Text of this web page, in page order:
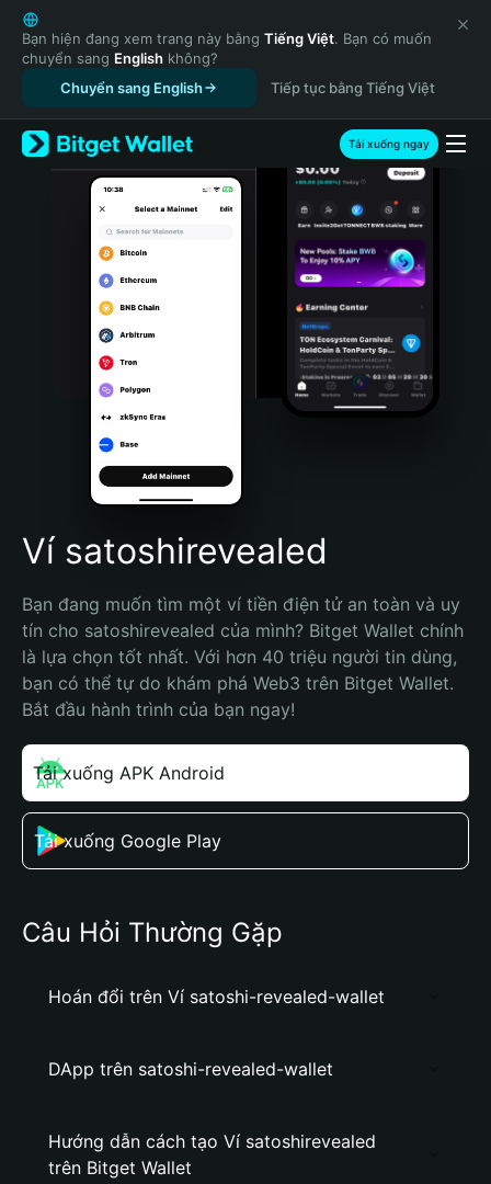
English
日本語
Tiếng Việt
Русский
Español (Latinoamérica)
Türkçe
Italiano
Português (Portugal)
Bahasa Indonesia
Português (Brasil)
Español (Argentina)
Bạn hiện đang xem trang này bằng Tiếng Việt. Bạn có muốn
chuyển sang English không?
Chuyển sang English
Tiếp tục bằng Tiếng Việt
Tải xuống ngay
Ví satoshirevealed
Bạn đang muốn tìm một ví tiền điện tử an toàn và uy
tín cho satoshirevealed của mình? Bitget Wallet chính
là lựa chọn tốt nhất. Với hơn 40 triệu người tin dùng,
bạn có thể tự do khám phá Web3 trên Bitget Wallet.
Bắt đầu hành trình của bạn ngay!
Tải xuống APK Android
Tải xuống Google Play
Câu Hỏi Thường Gặp
Hoán đổi trên Ví satoshi-revealed-wallet
DApp trên satoshi-revealed-wallet
Hướng dẫn cách tạo Ví satoshirevealed
trên Bitget Wallet